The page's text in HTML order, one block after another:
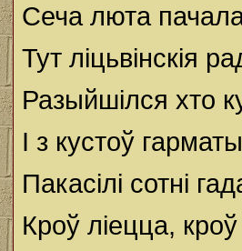
Сеча люта
Тут ліцьвінскія
Разыйшілся хто
І з кустоў гарматы
Пакасілі сотні
Кроў ліецца,